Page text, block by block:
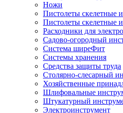
Ножи
Пистолеты скелетные
Пистолеты скелетные
Расходники для
Садово-огородный
Система ширеФит
Системы хранения
Средства защиты труда
Столярно-слесарный
Хозяйственные
Шлифовальные
Штукатурный
Электроинструмент